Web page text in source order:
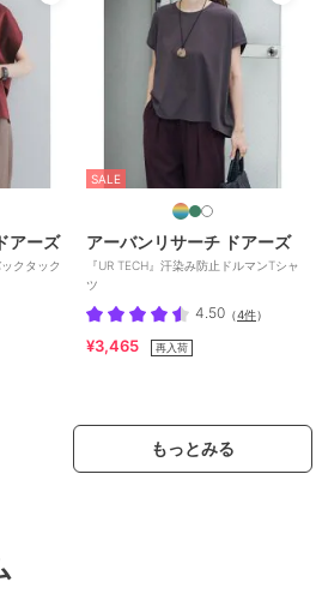
アーズ
クタック
SALE
アーバンリサーチ ドアーズ
『UR TECH』汗染み防止ドルマンTシャ
ツ
4.50 （4件）
¥3,465 再入荷
もっとみる